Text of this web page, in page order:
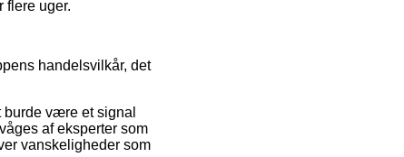
flere uger.
handelsvilkår, det
være et signal
af eksperter som
vanskeligheder som